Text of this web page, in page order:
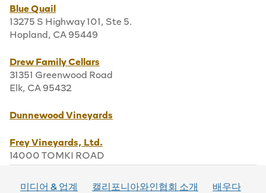
Blue Quail
13275 S Highway 101, Ste 5.
Hopland, CA 95449
Drew Family Cellars
31351 Greenwood Road
Elk, CA 95432
Dunnewood Vineyards
Frey Vineyards, Ltd.
14000 TOMKI ROAD
14000 TOMKI ROAD
REDWOOD VALLEY, CA 95470
미디어 & 업계 캘리포니아와인협회 소개 배우다